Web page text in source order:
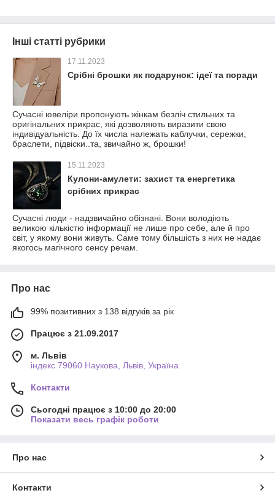
Інші статті рубрики
17.11.2023
Срібні брошки як подарунок: ідеї та поради
Сучасні ювеліри пропонують жінкам безліч стильних та
оригінальних прикрас, які дозволяють виразити свою
індивідуальність. До їх числа належать каблучки, сережки,
браслети, підвіски..та, звичайно ж, брошки!
15.11.2023
Кулони-амулети: захист та енергетика
срібних прикрас
Сучасні люди - надзвичайно обізнані. Вони володіють
великою кількістю інформації не лише про себе, але й про
світ, у якому вони живуть. Саме тому більшість з них не надає
якогось магічного сенсу речам.
Про нас
99% позитивних з 138 відгуків за рік
Працює з 21.09.2017
м. Львів
індекс 79060 Наукова, Львів, Україна
Контакти
Сьогодні працює з 10:00 до 20:00
Показати весь графік роботи
Про нас
Контакти